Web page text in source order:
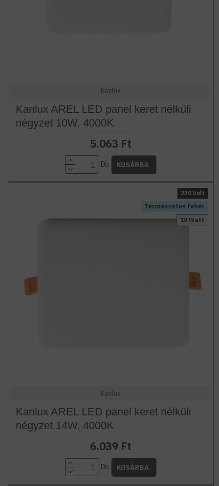
Kanlux
Kanlux AREL LED panel keret nélküli
négyzet 10W, 4000K
5.063 Ft
Db KOSÁRBA
Természetes fehér
230 Volt
10 Watt
Kanlux
Kanlux AREL LED panel keret nélküli
négyzet 14W, 4000K
6.039 Ft
Db KOSÁRBA